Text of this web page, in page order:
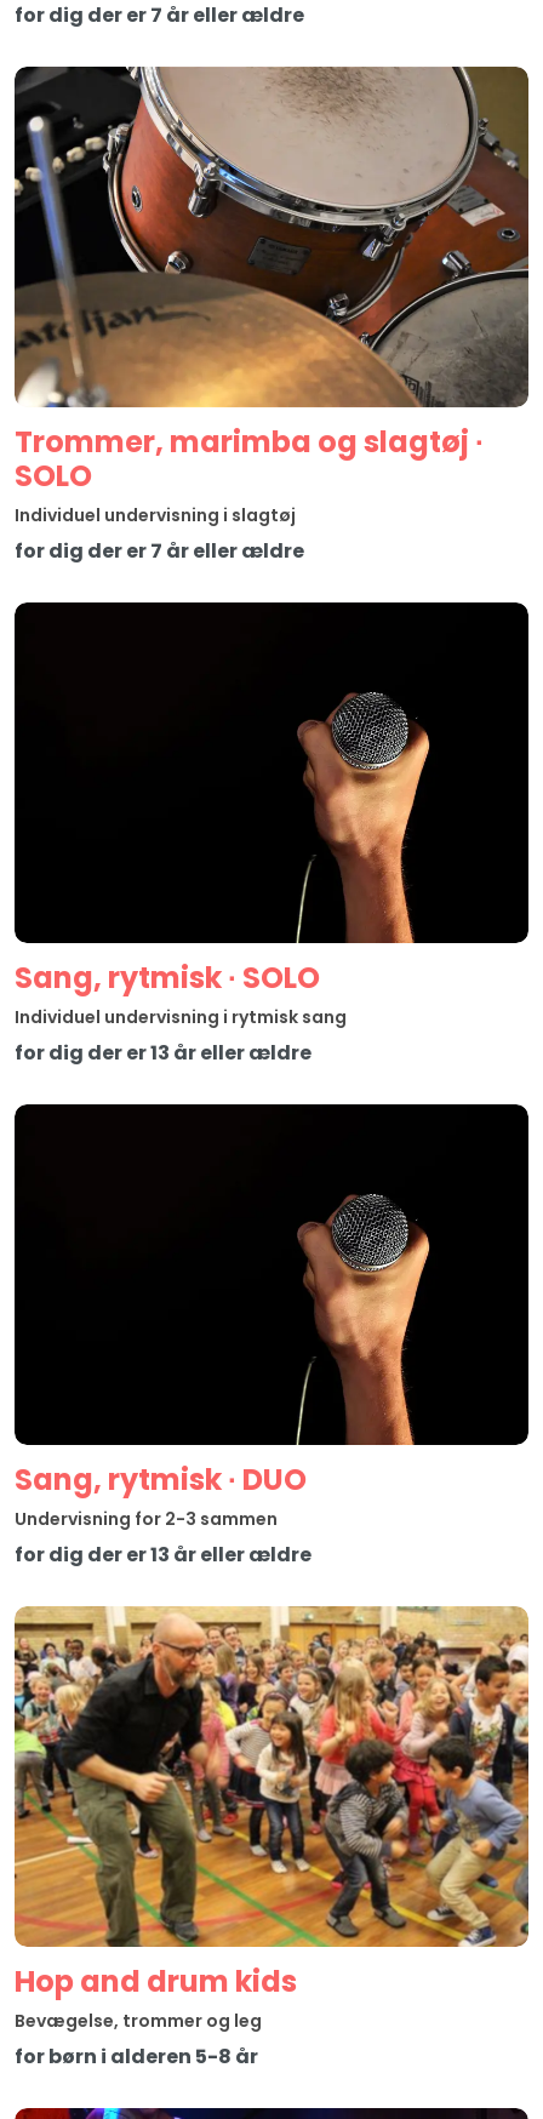
for dig der er 7 år eller ældre
Trommer, marimba og slagtøj ∙
SOLO
Individuel undervisning i slagtøj
for dig der er 7 år eller ældre
Sang, rytmisk ∙ SOLO
Individuel undervisning i rytmisk sang
for dig der er 13 år eller ældre
Sang, rytmisk ∙ DUO
Undervisning for 2-3 sammen
for dig der er 13 år eller ældre
Hop and drum kids
Bevægelse, trommer og leg
for børn i alderen 5-8 år